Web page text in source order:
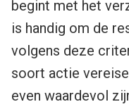
begint met het
is handig om de
volgens deze
soort actie
even waardevol